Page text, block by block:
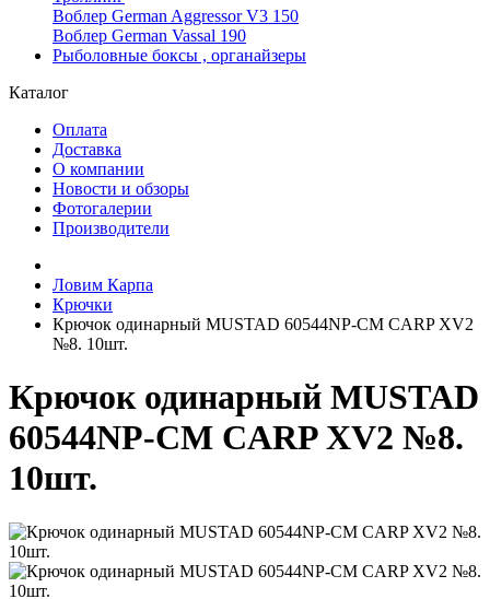
Воблер German Aggressor V3 150
Воблер German Vassal 190
Рыболовные боксы , органайзеры
Каталог
Оплата
Доставка
О компании
Новости и обзоры
Фотогалерии
Производители
Ловим Карпа
Крючки
Крючок одинарный MUSTAD 60544NP-CM CARP XV2
№8. 10шт.
Крючок одинарный MUSTAD
60544NP-CM CARP XV2 №8.
10шт.